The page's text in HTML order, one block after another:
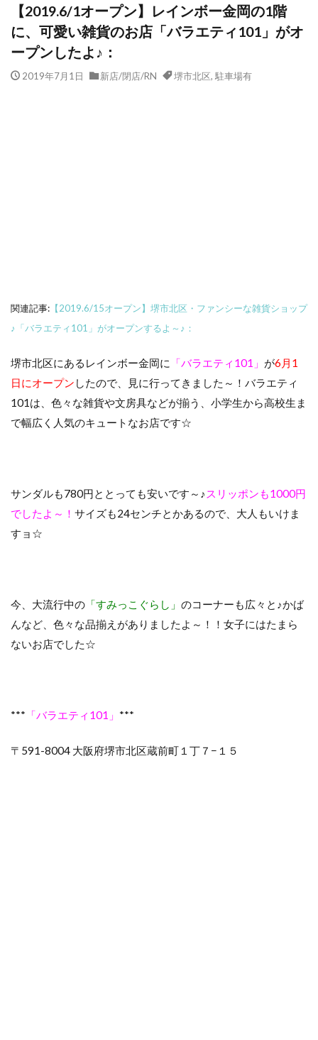
【2019.6/1オープン】レインボー金岡の1階
に、可愛い雑貨のお店「バラエティ101」がオ
ープンしたよ♪：
2019年7月1日 新店/閉店/RN 堺市北区, 駐車場有
関連記事: 【2019.6/15オープン】堺市北区・ファンシーな雑貨ショップ
♪「バラエティ101」がオープンするよ～♪：
堺市北区にあるレインボー金岡に 「バラエティ101」 が6月1
日にオープン したので、見に行ってきました～！バラエティ
101は、色々な雑貨や文房具などが揃う、小学生から高校生ま
で幅広く人気のキュートなお店です☆
サンダルも780円ととっても安いです～♪ スリッポンも1000円
でしたよ～！ サイズも24センチとかあるので、大人もいけま
すョ☆
今、大流行中の 「すみっこぐらし」 のコーナーも広々と♪かば
んなど、色々な品揃えがありましたよ～！！女子にはたまら
ないお店でした☆
*** 「バラエティ101」 ***
〒591-8004 大阪府堺市北区蔵前町１丁７−１５